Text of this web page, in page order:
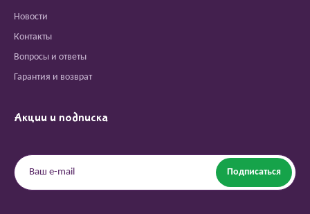
Новости
Контакты
Вопросы и ответы
Гарантия и возврат
Акции и подписка
Подписаться